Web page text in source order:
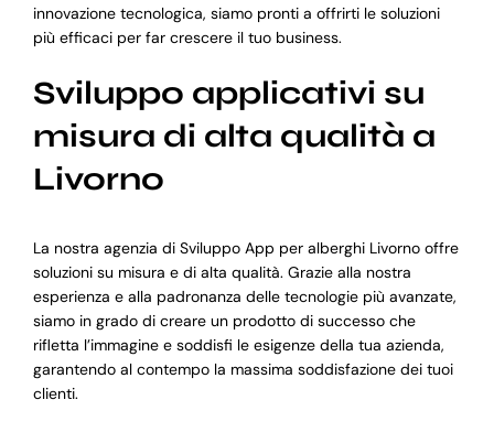
innovazione tecnologica, siamo pronti a offrirti le soluzioni
più efficaci per far crescere il tuo business.
Sviluppo applicativi su
misura di alta qualità a
Livorno
La nostra agenzia di Sviluppo App per alberghi Livorno offre
soluzioni su misura e di alta qualità. Grazie alla nostra
esperienza e alla padronanza delle tecnologie più avanzate,
siamo in grado di creare un prodotto di successo che
rifletta l’immagine e soddisfi le esigenze della tua azienda,
garantendo al contempo la massima soddisfazione dei tuoi
clienti.